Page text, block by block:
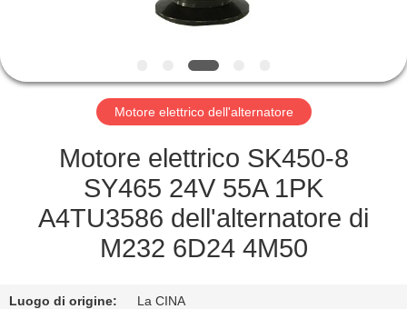
DELLA
FABBRICA
CONTROLLO
QUALITÀ
Motore elettrico dell'alternatore
Motore elettrico SK450-8
SY465 24V 55A 1PK
A4TU3586 dell'alternatore di
M232 6D24 4M50
Luogo di origine: La CINA